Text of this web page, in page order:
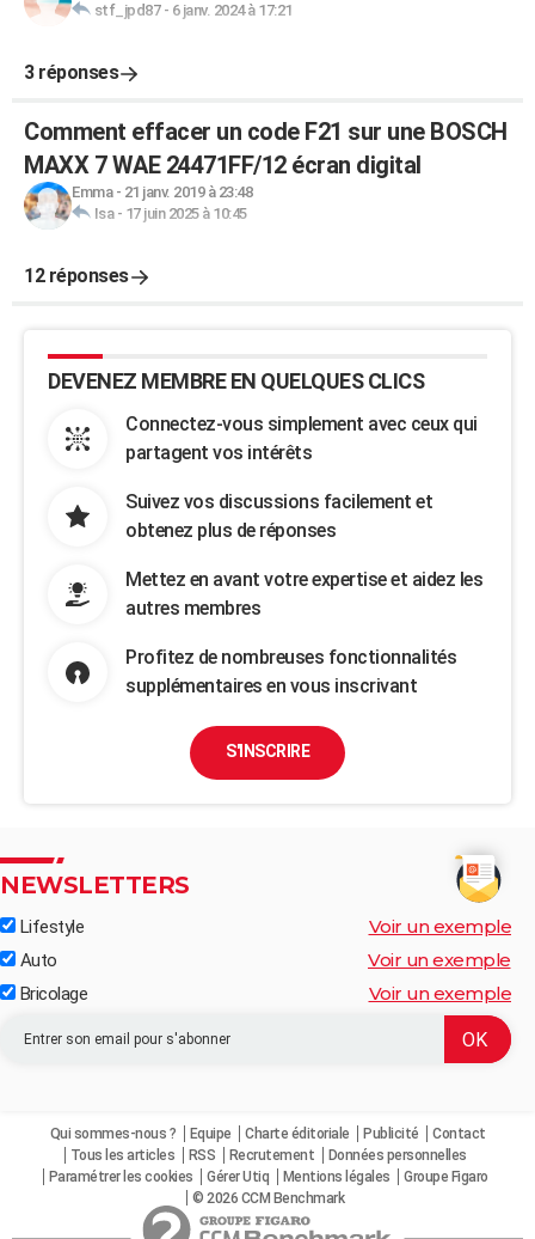
stf_jpd87- 6 janv. 2024 à 17:21
3 réponses
Comment effacer un code F21 sur une BOSCH
MAXX 7 WAE 24471FF/12 écran digital
Emma- 21 janv. 2019 à 23:48
Isa- 17 juin 2025 à 10:45
12 réponses
DEVENEZ MEMBRE EN QUELQUES CLICS
Connectez-vous simplement avec ceux qui
partagent vos intérêts
Suivez vos discussions facilement et
obtenez plus de réponses
Mettez en avant votre expertise et aidez les
autres membres
Profitez de nombreuses fonctionnalités
supplémentaires en vous inscrivant
S'INSCRIRE
NEWSLETTERS
Lifestyle Voir un exemple
Auto Voir un exemple
Bricolage Voir un exemple
Qui sommes-nous ? Equipe Charte éditoriale Publicité
Contact
Tous les articles
RSS Recrutement
Données personnelles
Paramétrer les cookies
Gérer Utiq Mentions légales
Groupe Figaro
© 2026 CCM Benchmark